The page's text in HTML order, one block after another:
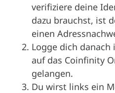
verifiziere deine
dazu brauchst, ist
einen
Logge dich
auf das Coinfinity
gelangen.
Du wirst links ein